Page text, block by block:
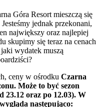
Góra Resort mieszczą się
jednak przekonani,
największy oraz najlepiej
skupimy się teraz na cenach
wydatek muszą
ceny w ośrodku Czarna
Może to być sezon
23.12 oraz po 12.03). W
następująco: